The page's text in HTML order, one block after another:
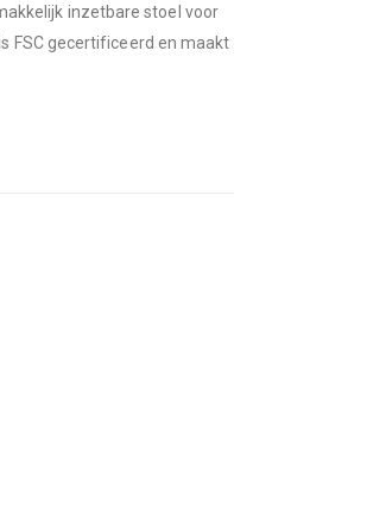
inzetbare stoel voor
FSC gecertificeerd en maakt